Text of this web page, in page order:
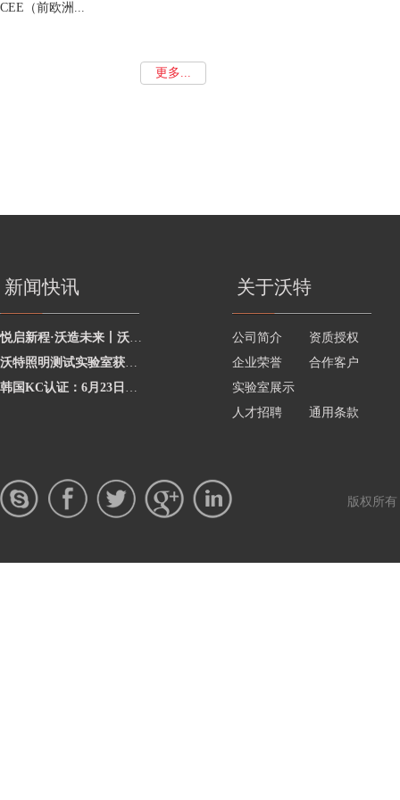
CEE（前欧洲...
更多...
新闻快讯
悦启新程·沃造未来丨沃特学院2026年度讲师聘任暨2025年度优秀讲师颁奖活动圆
沃特照明测试实验室获澳洲灯具最新标准CNAS资质，助力企业合规出海澳洲市场
韩国KC认证：6月23日起将执行更严格的网络摄像头安全要求
关于沃特
公司简介
资质授权
企业荣誉
合作客户
实验室展示
人才招聘
通用条款
版权所